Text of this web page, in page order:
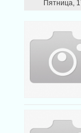
Пятница,